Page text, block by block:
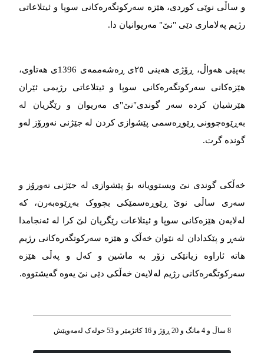
و ساڵی نوێی کوردی، هێزە سەرکوتگەرەکانی سوپا و ئیتلاعاتی
رژیم پەلاماری دێی "نێ" مەریوانیان دا.
بەپێی هەواڵ، ڕۆژی هەینی ٢٥ی ڕەشەممەی 1396ی هەتاوی،
هێزەکانی سەرکوتگەرەکانی سوپا و ئیتلاعاتی رژیمی ئێران
هێرشیان کردە سەر گوندی"نێ"ی مەریوان و رێگریان لە
بەڕێوەچوونی ڕێوڕەسمی پێشوازی کردن لە جێژنی نەورۆز لەو
گوندە گرت.
خەڵکی گوندی نێ ویستوویانە بۆ پێشوازی لە جێژنی نەورۆز و
سەری ساڵی نوێ ڕێوڕەسمێکی بچووک بەڕێوەبەرن، کە
لەلایەن هێزەکانی سوپا و ئیتلاعات رێگریان لێ کرا لە ئەنجامدا
شەڕ و پێکدادان لە نێوان خەڵک و هێزە سەرکوتگەرەکانی رژیم
هاتە ئاراوە زیانێکی زۆر بە ماشین و کەل و پەڵی هێزە
سەرکوتگەرەکانی رژیم لەلایەن خەڵکی دێی نێ یەوە گەیشتووە.
8 ساڵ و 4 مانگ و 20 ڕۆژ و 16 کاتژمێر و 53 خوله‌ک له‌مه‌وپێش‌